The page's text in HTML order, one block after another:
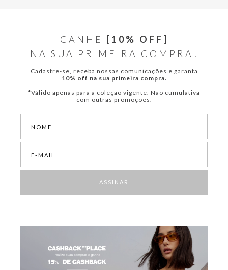
GANHE
[10% OFF]
NA SUA PRIMEIRA COMPRA!
Cadastre-se, receba nossas comunicações e garanta
10% off na sua primeira compra.
*Válido apenas para a coleção vigente. Não cumulativa
com outras promoções.
ASSINAR